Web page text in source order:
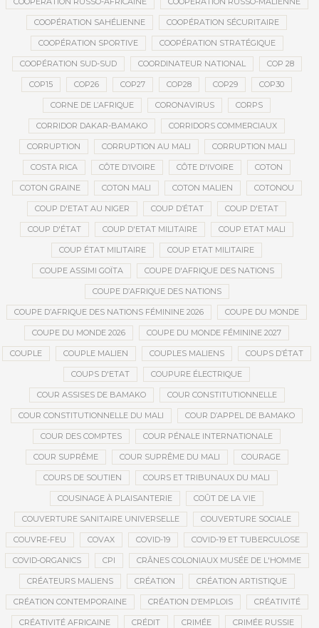
COOPÉRATION SAHÉLIENNE COOPÉRATION SÉCURITAIRE
COOPÉRATION SPORTIVE COOPÉRATION STRATÉGIQUE
COOPÉRATION SUD-SUD COORDINATEUR NATIONAL COP 28
COP15 COP26 COP27 COP28 COP29 COP30
CORNE DE L’AFRIQUE CORONAVIRUS CORPS
CORRIDOR DAKAR-BAMAKO CORRIDORS COMMERCIAUX
CORRUPTION CORRUPTION AU MALI CORRUPTION MALI
COSTA RICA CÔTE D’IVOIRE CÔTE D'IVOIRE COTON
COTON GRAINE COTON MALI COTON MALIEN COTONOU
COUP D'ETAT AU NIGER COUP D’ÉTAT COUP D'ETAT
COUP D'ÉTAT COUP D'ETAT MILITAIRE COUP ETAT MALI
COUP ÉTAT MILITAIRE COUP ETAT MILITAIRE
COUPE ASSIMI GOÏTA COUPE D'AFRIQUE DES NATIONS
COUPE D’AFRIQUE DES NATIONS
COUPE D’AFRIQUE DES NATIONS FÉMININE 2026 COUPE DU MONDE
COUPE DU MONDE 2026 COUPE DU MONDE FÉMININE 2027
COUPLE COUPLE MALIEN COUPLES MALIENS COUPS D’ÉTAT
COUPS D'ETAT COUPURE ÉLECTRIQUE
COUR ASSISES DE BAMAKO COUR CONSTITUTIONNELLE
COUR CONSTITUTIONNELLE DU MALI COUR D’APPEL DE BAMAKO
COUR DES COMPTES COUR PÉNALE INTERNATIONALE
COUR SUPRÊME COUR SUPRÊME DU MALI COURAGE
COURS DE SOUTIEN COURS ET TRIBUNAUX DU MALI
COUSINAGE À PLAISANTERIE COÛT DE LA VIE
COUVERTURE SANITAIRE UNIVERSELLE COUVERTURE SOCIALE
COUVRE-FEU COVAX COVID-19 COVID-19 ET TUBERCULOSE
COVID-ORGANICS CPI CRÂNES COLONIAUX MUSÉE DE L'HOMME
CRÉATEURS MALIENS CRÉATION CRÉATION ARTISTIQUE
CRÉATION CONTEMPORAINE CRÉATION D’EMPLOIS CRÉATIVITÉ
CRÉATIVITÉ AFRICAINE CRÉDIT CRIMÉE CRIMÉE RUSSIE